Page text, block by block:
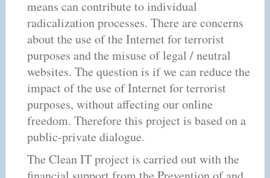
means can contribute to individual
radicalization processes. There are concerns
about the use of the Internet for terrorist
purposes and the misuse of legal / neutral
websites. The question is if we can reduce the
impact of the use of Internet for terrorist
purposes, without affecting our online
freedom. Therefore this project is based on a
public-private dialogue.
The Clean IT project is carried out with the